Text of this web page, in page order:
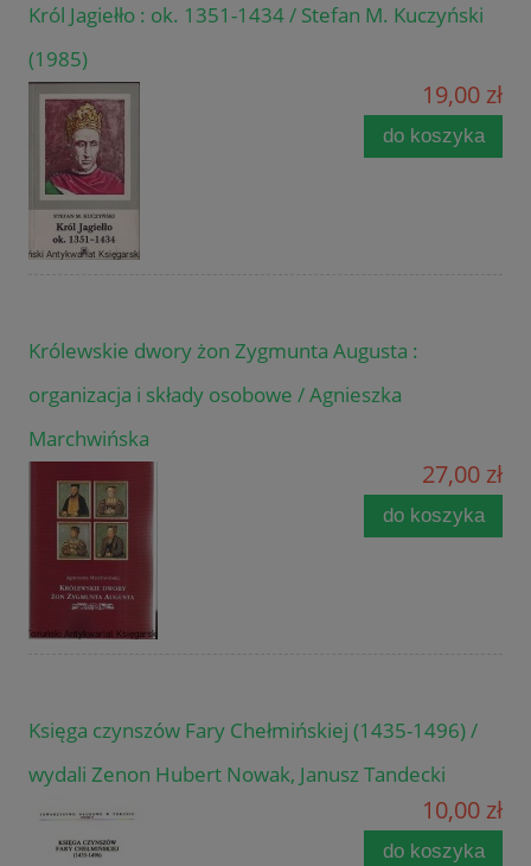
Król Jagiełło : ok. 1351-1434 / Stefan M. Kuczyński
(1985)
19,00 zł
do koszyka
Królewskie dwory żon Zygmunta Augusta :
organizacja i składy osobowe / Agnieszka
Marchwińska
27,00 zł
do koszyka
Księga czynszów Fary Chełmińskiej (1435-1496) /
wydali Zenon Hubert Nowak, Janusz Tandecki
10,00 zł
do koszyka